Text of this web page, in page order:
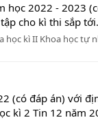
2022 - 2023
cho kì thi sắp
học kì II Khoa học tự
(có đáp án) với
kì 2 Tin 12 năm